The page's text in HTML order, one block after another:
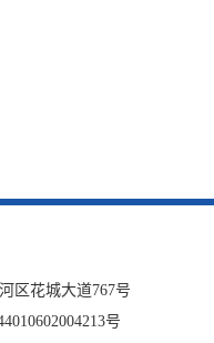
区花城大道767号
号